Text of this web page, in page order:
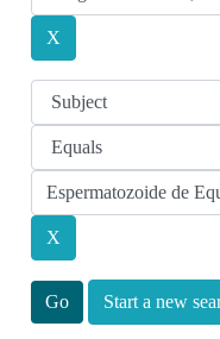
Start a new